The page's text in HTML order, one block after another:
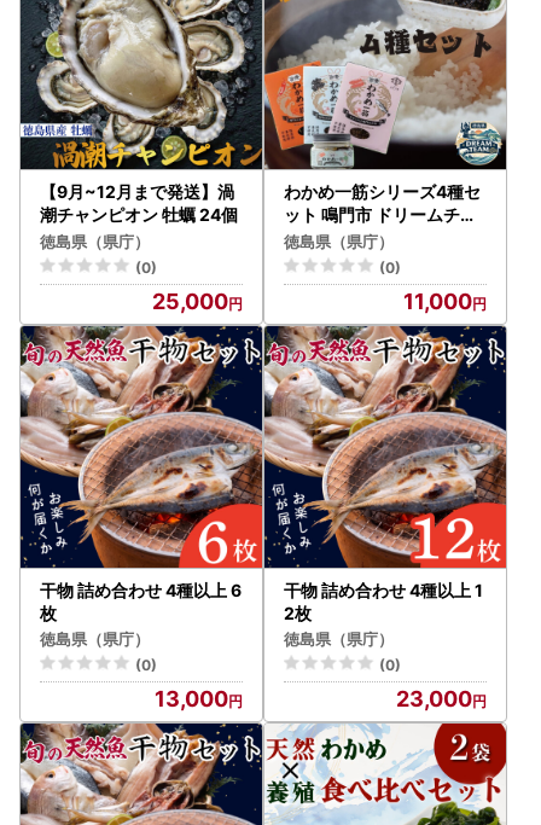
【9月~12月まで発送】渦
潮チャンピオン 牡蠣 24個
徳島県（県庁）
(0)
25,000
わかめ一筋シリーズ4種セ
ット 鳴門市 ドリームチー
ム
徳島県（県庁）
(0)
11,000
干物 詰め合わせ 4種以上 6
枚
徳島県（県庁）
(0)
13,000
干物 詰め合わせ 4種以上 1
2枚
徳島県（県庁）
(0)
23,000